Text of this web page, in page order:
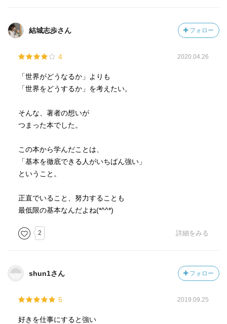
結城志歩さん フォロー
4 2020.04.26
「世界がどうなるか」よりも
「世界をどうするか」を考えたい。
そんな、著者の想いが
つまった本でした。
この本から学んだことは、
「基本を徹底できる人がいちばん強い」
ということ。
正直でいること、努力することも
最低限の基本なんだよね(*^^*)
2 詳細をみる
shun1さん フォロー
5 2019.09.25
好きを仕事にすると強い